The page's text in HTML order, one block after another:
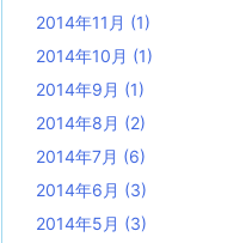
2014年11月 (1)
2014年10月 (1)
2014年9月 (1)
2014年8月 (2)
2014年7月 (6)
2014年6月 (3)
2014年5月 (3)